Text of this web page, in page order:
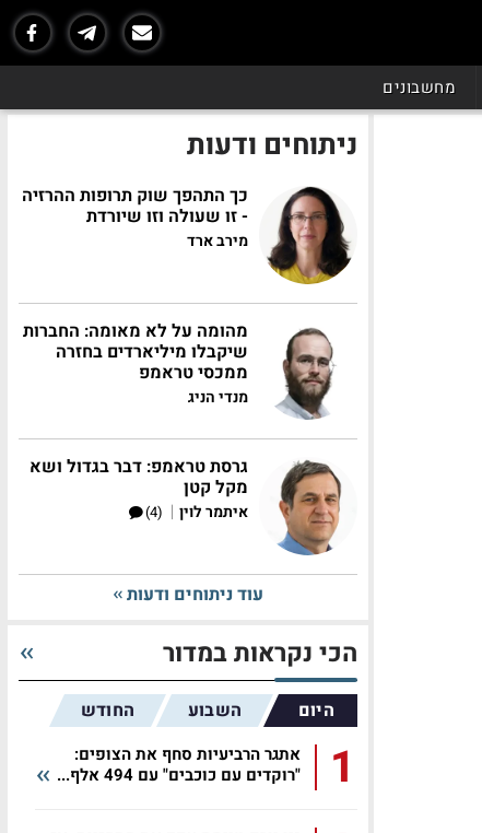
מחשבונים
ניתוחים ודעות
כך התהפך שוק תרופות ההרזיה
- זו שעולה וזו שיורדת
מירב ארד
מהומה על לא מאומה: החברות
שיקבלו מיליארדים בחזרה
ממכסי טראמפ
מנדי הניג
גרסת טראמפ: דבר בגדול ושא
מקל קטן
איתמר לוין |
(4)
עוד ניתוחים ודעות
הכי נקראות במדור
היום השבוע החודש
1
אתגר הרביעיות סחף את הצופים:
"רוקדים עם כוכבים" עם 494 אלף...